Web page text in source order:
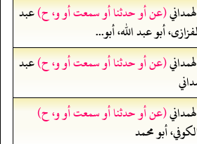
(عن أو حدثنا أو سمعت أو و، ح)عبد
أبو عبد الله، أبو...
(عن أو حدثنا أو سمعت أو و، ح)عبد
(عن أو حدثنا أو سمعت أو و، ح)
أبو محمد